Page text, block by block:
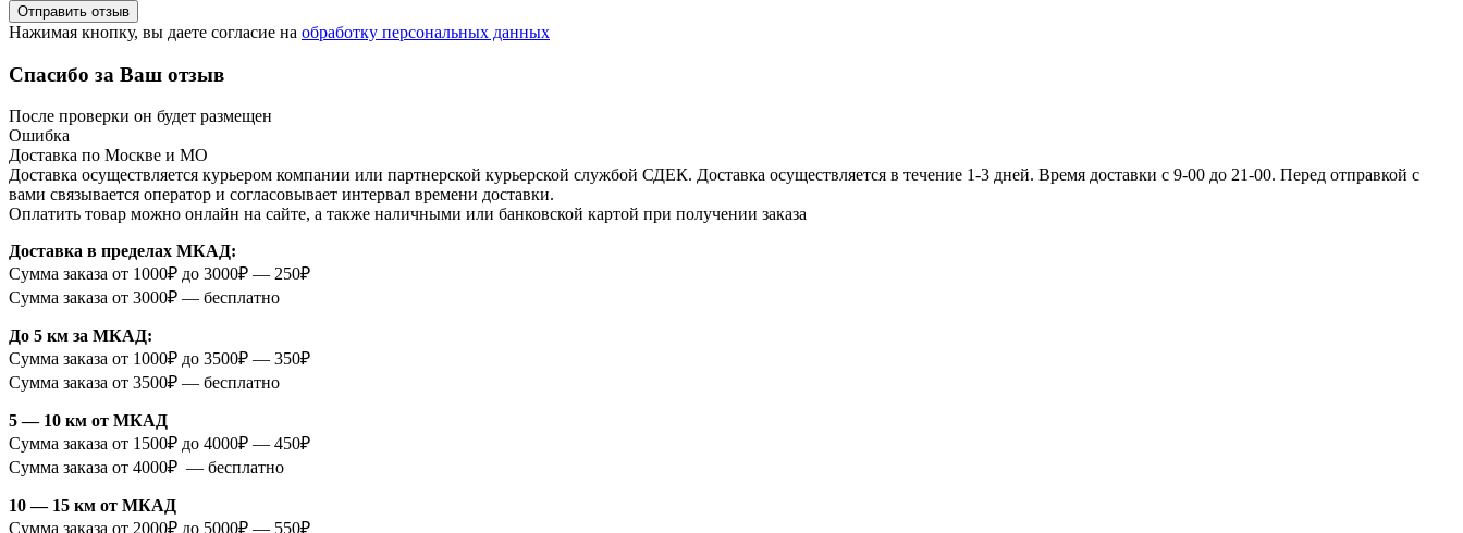
Отправить отзыв
Нажимая кнопку, вы даете согласие на обработку персональных данных
Спасибо за Ваш отзыв
После проверки он будет размещен
Ошибка
Доставка по Москве и МО
Доставка осуществляется курьером компании или партнерской курьерской службой СДЕК. Доставка осуществляется в течение 1-3 дней. Время доставки с 9-00 до 21-00. Перед отправкой с
вами связывается оператор и согласовывает интервал времени доставки.
Оплатить товар можно онлайн на сайте, а также наличными или банковской картой при получении заказа
Доставка в пределах МКАД:
Сумма заказа от 1000₽ до 3000₽ — 250₽
Сумма заказа от 3000₽ — бесплатно
До 5 км за МКАД:
Сумма заказа от 1000₽ до 3500₽ — 350₽
Сумма заказа от 3500₽ — бесплатно
5 — 10 км от МКАД
Сумма заказа от 1500₽ до 4000₽ — 450₽
Сумма заказа от 4000₽ — бесплатно
10 — 15 км от МКАД
Сумма заказа от 2000₽ до 5000₽ — 550₽